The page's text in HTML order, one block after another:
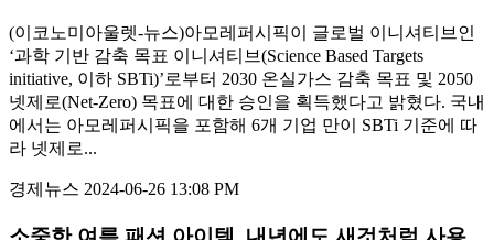
(이코노미아울렛-뉴스)아모레퍼시픽이 글로벌 이니셔티브인
‘과학 기반 감축 목표 이니셔티브(Science Based Targets
initiative, 이하 SBTi)’로부터 2030 온실가스 감축 목표 및 2050
넷제로(Net-Zero) 목표에 대한 승인을 획득했다고 밝혔다. 국내
에서는 아모레퍼시픽을 포함해 6개 기업 만이 SBTi 기준에 따
라 넷제로...
경제뉴스 2024-06-26 13:08 PM